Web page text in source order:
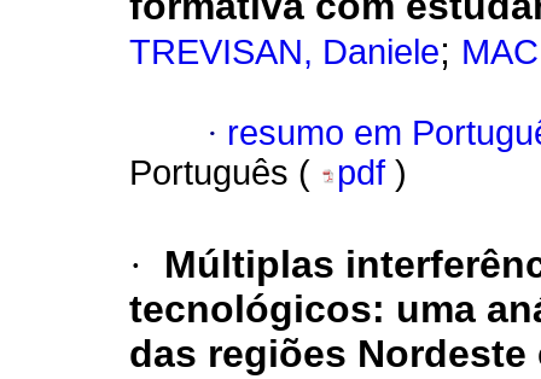
TREVISAN, Daniele;
· resumo em
Português (
pdf )
·
Múltiplas
tecnológicos: uma
das regiões Nordeste